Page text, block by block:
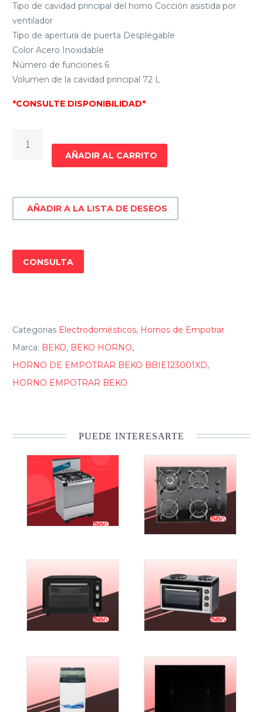
Tipo de cavidad principal del horno Cocción asistida por
ventilador
Tipo de apertura de puerta Desplegable
Color Acero Inoxidable
Número de funciones 6
Volumen de la cavidad principal 72 L
*CONSULTE DISPONIBILIDAD*
EMPOTRAR
BBIE123001XD
cantidad
AÑADIR AL CARRITO
AÑADIR A LA LISTA DE DESEOS
CONSULTA
Categorias Electrodomésticos, Hornos de Empotrar
Marca: BEKO, BEKO HORNO,
HORNO DE EMPOTRAR BEKO BBIE123001XD,
HORNO EMPOTRAR BEKO
PUEDE INTERESARTE